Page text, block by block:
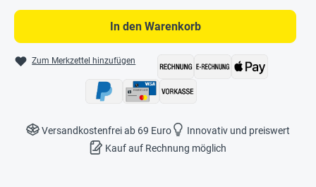
In den Warenkorb
Zum Merkzettel hinzufügen
Versandkostenfrei ab 69 Euro
Innovativ und preiswert
Kauf auf Rechnung möglich